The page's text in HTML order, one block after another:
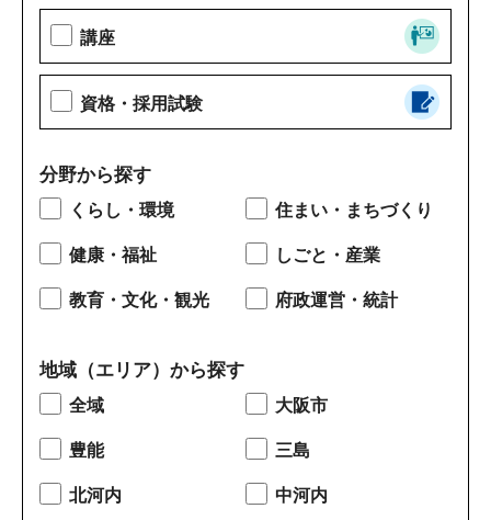
講座
資格・採用試験
分野から探す
くらし・環境 住まい・まちづくり
健康・福祉 しごと・産業
教育・文化・観光 府政運営・統計
地域（エリア）から探す
全域 大阪市
豊能 三島
北河内 中河内